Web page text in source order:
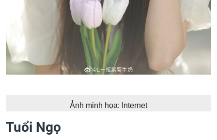
Ảnh minh họa: Internet
Tuổi Ngọ